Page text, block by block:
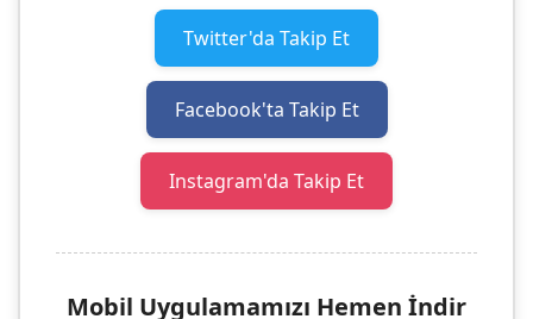
Twitter'da Takip Et
Facebook'ta Takip Et
Instagram'da Takip Et
Mobil Uygulamamızı Hemen İndir